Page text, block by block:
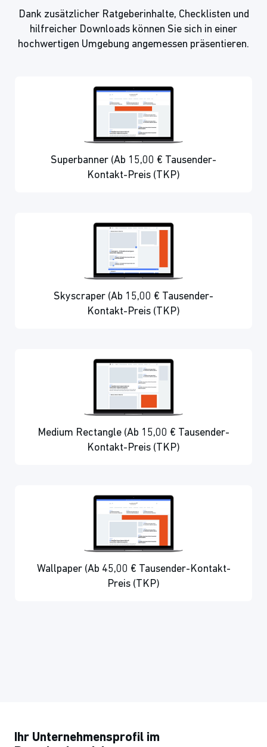
Dank zusätzlicher Ratgeberinhalte, Checklisten und
hilfreicher Downloads können Sie sich in einer
hochwertigen Umgebung angemessen präsentieren.
Superbanner (Ab 15,00 € Tausender-
Kontakt-Preis (TKP)
Skyscraper (Ab 15,00 € Tausender-
Kontakt-Preis (TKP)
Medium Rectangle (Ab 15,00 € Tausender-
Kontakt-Preis (TKP)
Wallpaper (Ab 45,00 € Tausender-Kontakt-
Preis (TKP)
Ihr Unternehmensprofil im